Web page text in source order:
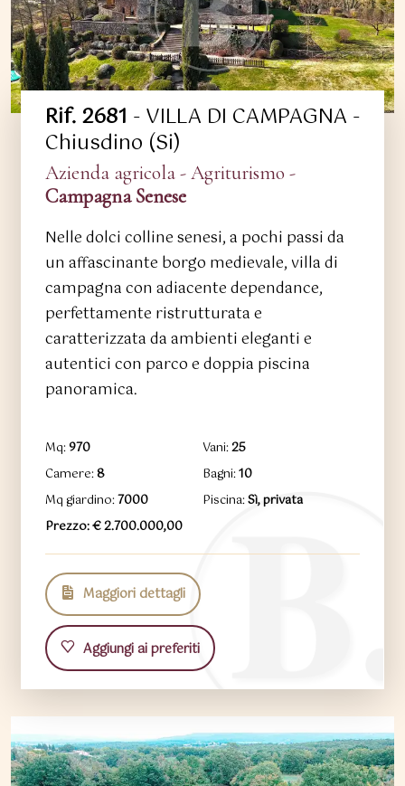
Rif. 2681 - VILLA DI CAMPAGNA -
Chiusdino (Si)
Azienda agricola - Agriturismo -
Campagna Senese
Nelle dolci colline senesi, a pochi passi da
un affascinante borgo medievale, villa di
campagna con adiacente dependance,
perfettamente ristrutturata e
caratterizzata da ambienti eleganti e
autentici con parco e doppia piscina
panoramica.
Mq:970 Vani:25
Camere:8 Bagni:10
Mq giardino:7000 Piscina:Sì, privata
Prezzo: € 2.700.000,00
Maggiori dettagli
Aggiungi ai preferiti